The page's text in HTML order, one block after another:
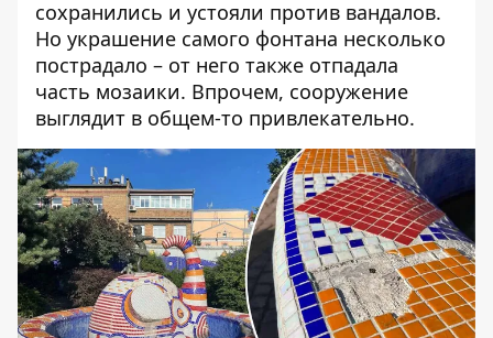
сохранились и устояли против вандалов.
Но украшение самого фонтана несколько
пострадало – от него также отпадала
часть мозаики. Впрочем, сооружение
выглядит в общем-то привлекательно.